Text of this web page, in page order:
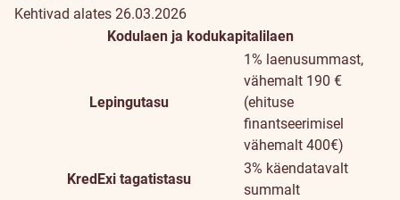
Kehtivad alates 26.03.2026
Kodulaen ja kodukapitalilaen
Lepingutasu
1% laenusummast,
vähemalt 190 €
(ehituse
finantseerimisel
vähemalt 400€)
KredExi tagatistasu
3% käendatavalt
summalt